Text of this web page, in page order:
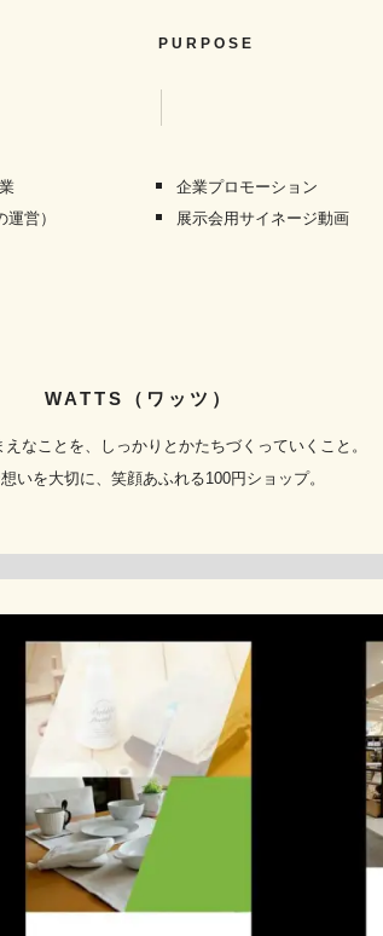
営）
PURPOSE
企業プロモーション
展示会用サイネージ動画
WATTS（ワッツ）
えなことを、しっかりとかたちづくっていくこと。
いを大切に、笑顔あふれる100円ショップ。